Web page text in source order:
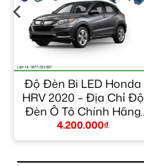
Độ Đèn Bi LED Honda
HRV 2020 – Địa Chỉ Độ
Đèn Ô Tô Chính Hãng
TPHCM
4.200.000₫